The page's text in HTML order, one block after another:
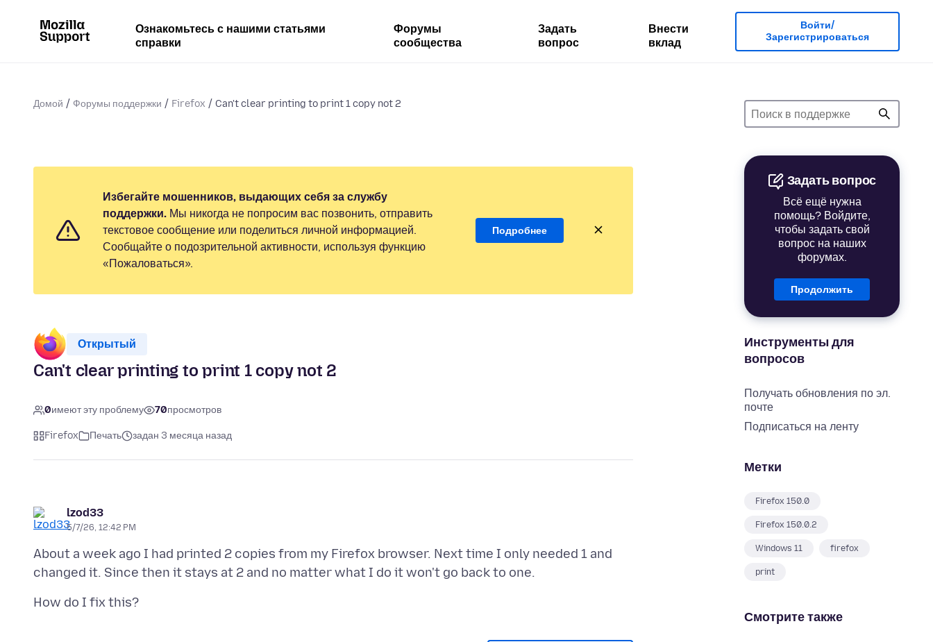
Ознакомьтесь с нашими статьями
справки
Форумы
сообщества
Задать
вопрос
Внести
вклад
Войти/
Зарегистрироваться
Домой Форумы поддержки Firefox Can't clear printing to print 1 copy not 2
Задать вопрос
Всё ещё нужна
помощь? Войдите,
чтобы задать свой
вопрос на наших
форумах.
Продолжить
Инструменты для
вопросов
Получать обновления по эл.
почте
Подписаться на ленту
Метки
Firefox 150.0
Firefox 150.0.2
Windows 11 firefox
print
Смотрите также
Избегайте мошенников, выдающих себя за службу
поддержки. Мы никогда не попросим вас позвонить, отправить
текстовое сообщение или поделиться личной информацией.
Сообщайте о подозрительной активности, используя функцию
«Пожаловаться».
Подробнее
Открытый
Can't clear printing to print 1 copy not 2
0имеют эту проблему 70просмотров
Firefox Печать задан 3 месяца назад
lzod33
5/7/26, 12:42 PM
About a week ago I had printed 2 copies from my Firefox browser. Next time I only needed 1 and